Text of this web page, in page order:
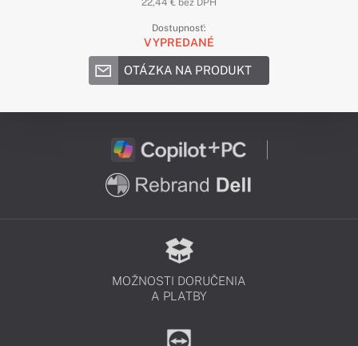
22,44 € bez DPH
Dostupnosť:
VYPREDANÉ
OTÁZKA NA PRODUKT
MOŽNOSTI DORUČENIA
A PLATBY